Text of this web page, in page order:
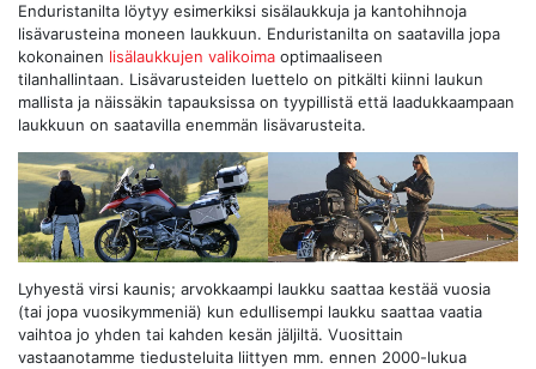
Enduristanilta löytyy esimerkiksi sisälaukkuja ja kantohihnoja
lisävarusteina moneen laukkuun. Enduristanilta on saatavilla jopa
kokonainen lisälaukkujen valikoima optimaaliseen
tilanhallintaan. Lisävarusteiden luettelo on pitkälti kiinni laukun
mallista ja näissäkin tapauksissa on tyypillistä että laadukkaampaan
laukkuun on saatavilla enemmän lisävarusteita.
Lyhyestä virsi kaunis; arvokkaampi laukku saattaa kestää vuosia
(tai jopa vuosikymmeniä) kun edullisempi laukku saattaa vaatia
vaihtoa jo yhden tai kahden kesän jäljiltä. Vuosittain
vastaanotamme tiedusteluita liittyen mm. ennen 2000-lukua